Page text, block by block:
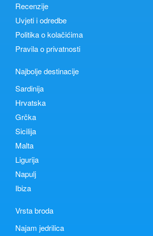
Recenzije
Uvjeti i odredbe
Politika o kolačićima
Pravila o privatnosti
Najbolje destinacije
Sardinija
Hrvatska
Grčka
Sicilija
Malta
Ligurija
Napulj
Ibiza
Vrsta broda
Najam jedrilica